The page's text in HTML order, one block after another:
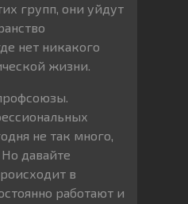
групп, они уйдут
нет никакого
жизни.
не так много,
давайте
в
работают и